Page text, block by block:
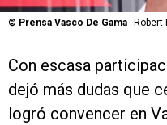
© Prensa Vasco De Gama Robert
Con escasa
dejó más dudas que
logró convencer en